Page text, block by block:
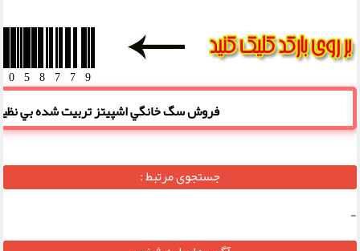
آدرس
وب :‌
فروش سگ خانگي اشپيتز تربيت شده بي
جستجوی مرتبط :
-